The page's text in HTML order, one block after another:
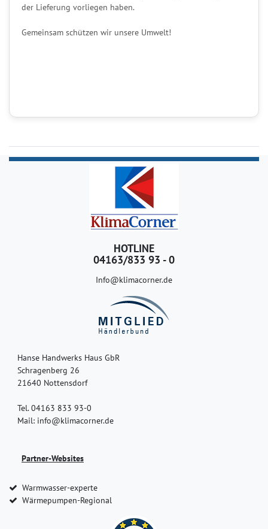
der Lieferung vorliegen haben.
Gemeinsam schützen wir unsere Umwelt!
HOTLINE
04163/833 93 - 0
Info@klimacorner.de
Hanse Handwerks Haus GbR
Schragenberg 26
21640 Nottensdorf
Tel. 04163 833 93-0
Mail: info@klimacorner.de
Partner-Websites
Warmwasser-experte
Wärmepumpen-Regional